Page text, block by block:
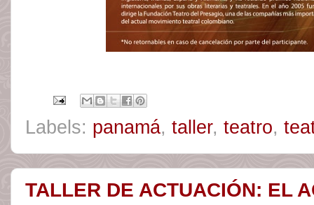
Labels: panamá, taller, teatro,
TALLER DE ACTUACIÓN: EL